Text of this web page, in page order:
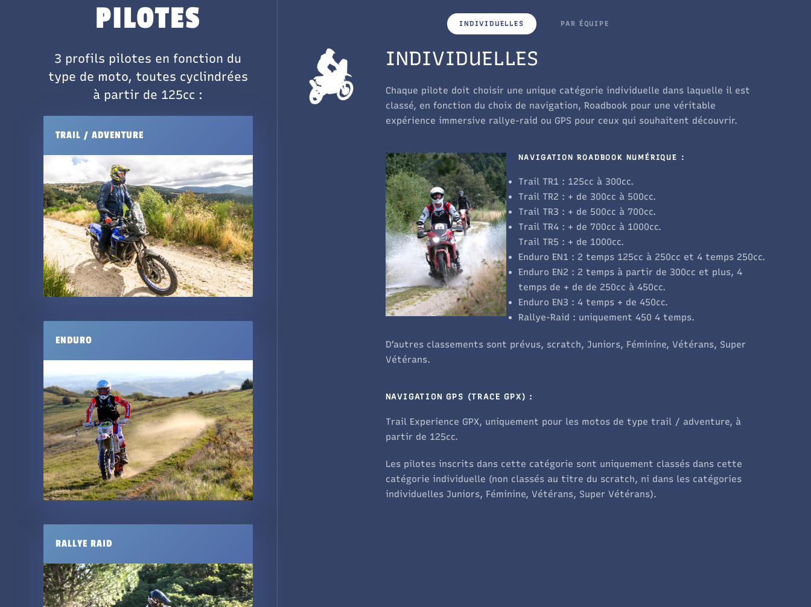
PILOTES
3 profils pilotes en fonction du
type de moto, toutes cyclindrées
à partir de 125cc :
TRAIL / ADVENTURE
ENDURO
RALLYE RAID
INDIVIDUELLES PAR ÉQUIPE
INDIVIDUELLES
Chaque pilote doit choisir une unique catégorie individuelle dans laquelle il est
classé, en fonction du choix de navigation, Roadbook pour une véritable
expérience immersive rallye-raid ou GPS pour ceux qui souhaitent découvrir.
NAVIGATION ROADBOOK NUMÉRIQUE :
Trail TR1 : 125cc à 300cc.
Trail TR2 : + de 300cc à 500cc.
Trail TR3 : + de 500cc à 700cc.
Trail TR4 : + de 700cc à 1000cc.
Trail TR5 : + de 1000cc.
Enduro EN1 : 2 temps 125cc à 250cc et 4 temps 250cc.
Enduro EN2 : 2 temps à partir de 300cc et plus, 4
temps de + de de 250cc à 450cc.
Enduro EN3 : 4 temps + de 450cc.
Rallye-Raid : uniquement 450 4 temps.
D’autres classements sont prévus, scratch, Juniors, Féminine, Vétérans, Super
Vétérans.
NAVIGATION GPS (TRACE GPX) :
Trail Experience GPX, uniquement pour les motos de type trail / adventure, à
partir de 125cc.
Les pilotes inscrits dans cette catégorie sont uniquement classés dans cette
catégorie individuelle (non classés au titre du scratch, ni dans les catégories
individuelles Juniors, Féminine, Vétérans, Super Vétérans).